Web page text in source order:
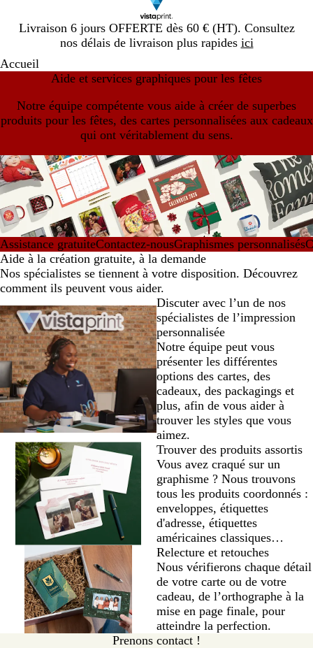
Livraison 6 jours OFFERTE dès 60 € (HT). Consultez
nos délais de livraison plus rapides ici
Diapositive
1
Accueil
Aide et services graphiques pour les fêtes
Notre équipe compétente vous aide à créer de superbes
produits pour les fêtes, des cartes personnalisées aux cadeaux
qui ont véritablement du sens.
Assistance gratuiteContactez-nousGraphismes personnalisés
Aide à la création gratuite, à la demande
Nos spécialistes se tiennent à votre disposition. Découvrez
comment ils peuvent vous aider.
Discuter avec l’un de nos
spécialistes de l’impression
personnalisée
Notre équipe peut vous
présenter les différentes
options des cartes, des
cadeaux, des packagings et
plus, afin de vous aider à
trouver les styles que vous
aimez.
Trouver des produits assortis
Vous avez craqué sur un
graphisme ? Nous trouvons
tous les produits coordonnés :
enveloppes, étiquettes
d'adresse, étiquettes
américaines classiques…
Relecture et retouches
Nous vérifierons chaque détail
de votre carte ou de votre
cadeau, de l’orthographe à la
mise en page finale, pour
atteindre la perfection.
Prenons contact !